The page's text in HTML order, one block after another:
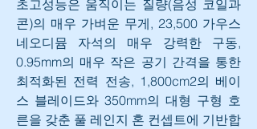
초고성능은 움직이는 질량(음성 코일과
콘)의 매우 가벼운 무게, 23,500 가우스
네오디뮴 자석의 매우 강력한 구동,
0.95mm의 매우 작은 공기 간격을 통한
최적화된 전력 전송, 1,800cm2의 베이
스 블레이드와 350mm의 대형 구형 호
른을 갖춘 풀 레인지 혼 컨셉트에 기반합